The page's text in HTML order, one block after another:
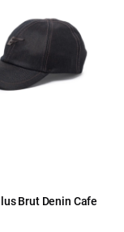
Brut Denin Cafe